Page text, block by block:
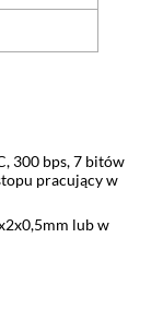
300 bps, 7 bitów
pracujący w
lub w